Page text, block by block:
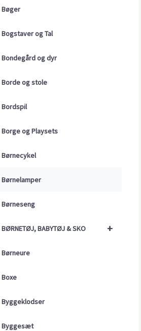
Bøger
Bogstaver og Tal
Bondegård og dyr
Borde og stole
Bordspil
Borge og Playsets
Børnecykel
Børnelamper
Børneseng
+
BØRNETØJ, BABYTØJ & SKO
Børneure
Boxe
Byggeklodser
Byggesæt